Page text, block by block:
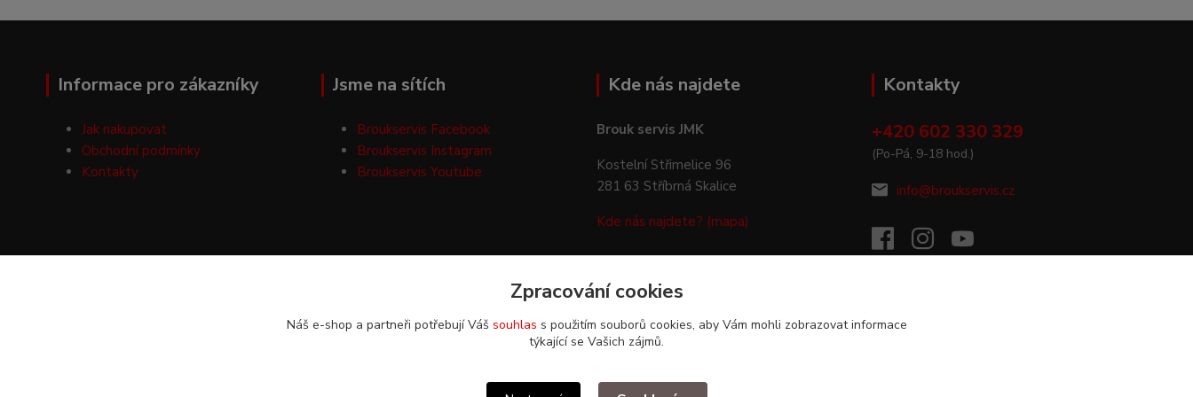
Informace pro zákazníky
Jak nakupovat
Obchodní podmínky
Kontakty
Jsme na sítích
Broukservis Facebook
Broukservis Instagram
Broukservis Youtube
Kde nás najdete
Brouk servis JMK
Kostelní Střimelice 96
281 63 Stříbrná Skalice
Kde nás najdete? (mapa)
Kontakty
+420 602 330 329
(Po-Pá, 9-18 hod.)
info@broukservis.cz
Upravit sběr cookies.
Zpracování cookies
Náš e-shop a partneři potřebují Váš souhlas s použitím souborů cookies, aby Vám mohli zobrazovat informace
týkající se Vašich zájmů.